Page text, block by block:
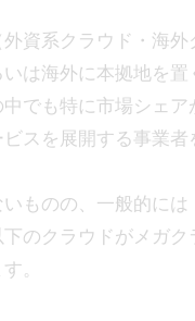
資系クラウド・海外
は海外に本拠地を置
でも特に市場シェア
スを展開する事業者
ものの、一般的には
下のクラウドがメガ
。